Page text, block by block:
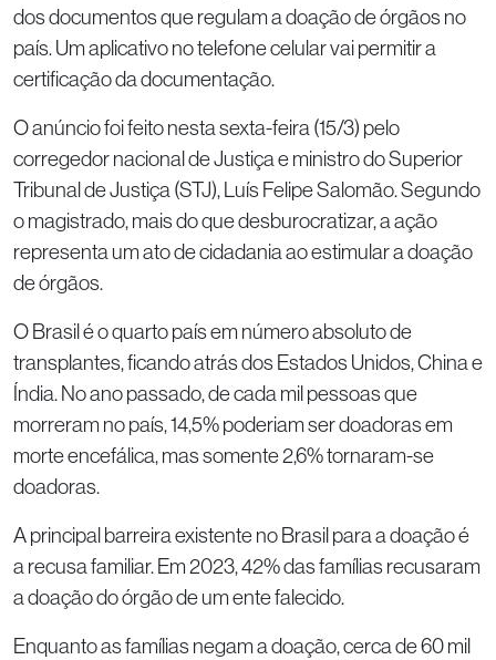
dos documentos que regulam a doação de órgãos no
país. Um aplicativo no telefone celular vai permitir a
certificação da documentação.
O anúncio foi feito nesta sexta-feira (15/3) pelo
corregedor nacional de Justiça e ministro do Superior
Tribunal de Justiça (STJ), Luís Felipe Salomão. Segundo
o magistrado, mais do que desburocratizar, a ação
representa um ato de cidadania ao estimular a doação
de órgãos.
O Brasil é o quarto país em número absoluto de
transplantes, ficando atrás dos Estados Unidos, China e
Índia. No ano passado, de cada mil pessoas que
morreram no país, 14,5% poderiam ser doadoras em
morte encefálica, mas somente 2,6% tornaram-se
doadoras.
A principal barreira existente no Brasil para a doação é
a recusa familiar. Em 2023, 42% das famílias recusaram
a doação do órgão de um ente falecido.
Enquanto as famílias negam a doação, cerca de 60 mil